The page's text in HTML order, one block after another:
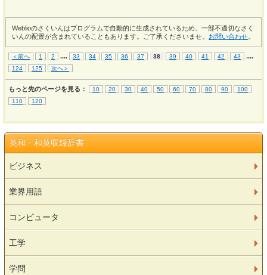
Weblioのさくいんはプログラムで自動的に生成されているため、一部不適切なさく
いんの配置が含まれていることもあります。ご了承くださいませ。 お問い合わせ
＜前へ 1 2 .... 33 34 35 36 37 38 39 40 41 42 43 ....
124 125 次へ＞
もっと先のページを見る： 10 20 30 40 50 60 70 80 90
100
110
120
英和・和英収録辞書
ビジネス
業界用語
コンピュータ
工学
学問